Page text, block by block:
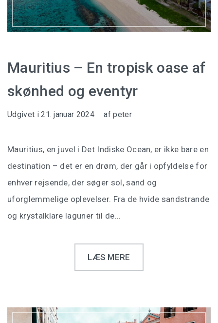
Mauritius – En tropisk oase af
skønhed og eventyr
Udgivet i21. januar 2024 afpeter
Mauritius, en juvel i Det Indiske Ocean, er ikke bare en
destination – det er en drøm, der går i opfyldelse for
enhver rejsende, der søger sol, sand og
uforglemmelige oplevelser. Fra de hvide sandstrande
og krystalklare laguner til de…
LÆS MERE